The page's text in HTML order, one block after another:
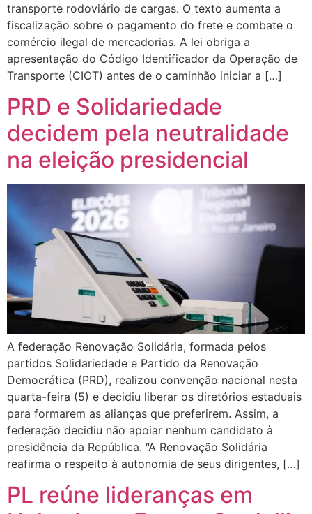
transporte rodoviário de cargas. O texto aumenta a
fiscalização sobre o pagamento do frete e combate o
comércio ilegal de mercadorias. A lei obriga a
apresentação do Código Identificador da Operação de
Transporte (CIOT) antes de o caminhão iniciar a […]
PRD e Solidariedade
decidem pela neutralidade
na eleição presidencial
A federação Renovação Solidária, formada pelos
partidos Solidariedade e Partido da Renovação
Democrática (PRD), realizou convenção nacional nesta
quarta-feira (5) e decidiu liberar os diretórios estaduais
para formarem as alianças que preferirem. Assim, a
federação decidiu não apoiar nenhum candidato à
presidência da República. “A Renovação Solidária
reafirma o respeito à autonomia de seus dirigentes, […]
PL reúne lideranças em